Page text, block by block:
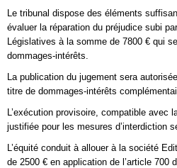
Le tribunal dispose des éléments
évaluer la réparation du préjudice subi
Législatives à la somme de 7800 € qui
dommages-intérêts.
La publication du jugement sera
titre de dommages-intérêts
L’exécution provisoire, compatible avec
justifiée pour les mesures d’interdiction
L’équité conduit à allouer à la société
de 2500 € en application de l’article 700